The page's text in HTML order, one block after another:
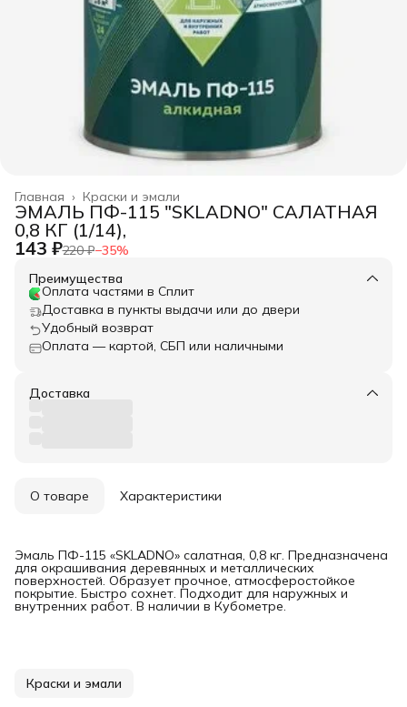
Краски и эмали
Главная ›
ЭМАЛЬ ПФ-115 "SKLADNO" САЛАТНАЯ
0,8 КГ (1/14),
143 ₽220 ₽−35%
Преимущества
Оплата частями в Сплит
Доставка в пункты выдачи или до двери
Удобный возврат
Оплата — картой, СБП или наличными
Доставка
О товаре Характеристики
Эмаль ПФ-115 «SKLADNO» салатная, 0,8 кг. Предназначена
для окрашивания деревянных и металлических
поверхностей. Образует прочное, атмосферостойкое
покрытие. Быстро сохнет. Подходит для наружных и
внутренних работ. В наличии в Кубометре.
Краски и эмали